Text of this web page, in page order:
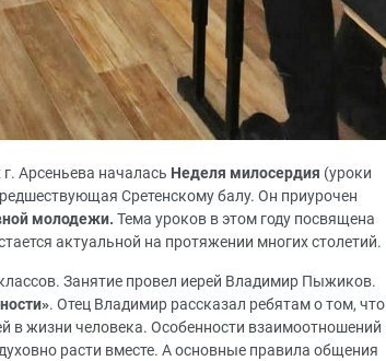
Арсеньева началась Неделя милосердия (уроки
Сретенскому балу. Он приурочен
молодежи. Тема уроков в этом году посвящена
актуальной на протяжении многих столетий.
Занятие провел иерей Владимир Пыжиков.
. Отец Владимир рассказал ребятам о том, что
в жизни человека. Особенности взаимоотношений
расти вместе. А основные правила общения